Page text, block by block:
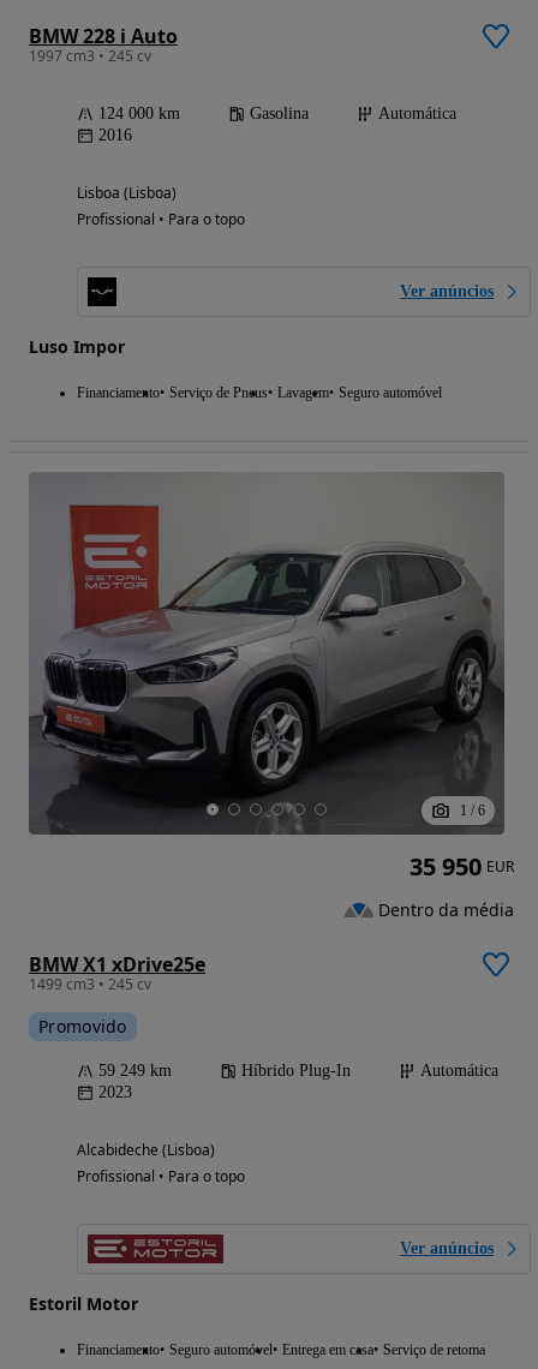
BMW 228 i Auto
1997 cm3 • 245 cv
124 000 km Gasolina
Automática
2016
Lisboa (Lisboa)
Profissional • Para o topo
Ver anúncios
Luso Impor
Financiamento Serviço de Pneus Lavagem Seguro automóvel
1 / 6
BMW X1 xDrive25e
1499 cm3 • 245 cv
Promovido
59 249 km Híbrido Plug-In
Automática
2023
Alcabideche (Lisboa)
Profissional • Para o topo
Ver anúncios
Estoril Motor
Financiamento Seguro automóvel Entrega em casa Serviço de retoma
35 950 EUR
Dentro da média